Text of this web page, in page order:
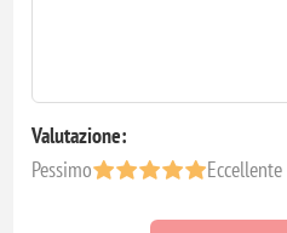
Valutazione:
Pessimo
Eccellente